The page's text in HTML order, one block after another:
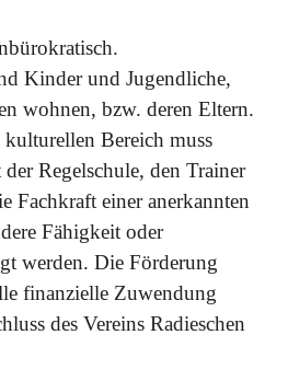
Kinderund Jugendliche,
wohnen, bzw. deren Eltern.
kulturellen Bereich muss
der Regelschule, den Trainer
Fachkraft einer anerkannten
Fähigkeit oder
werden. Die Förderung
finanzielle Zuwendung
des Vereins Radieschen